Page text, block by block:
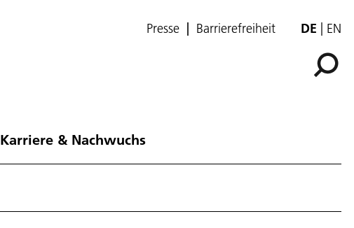
Presse Barrierefreiheit DE EN
Karriere & Nachwuchs